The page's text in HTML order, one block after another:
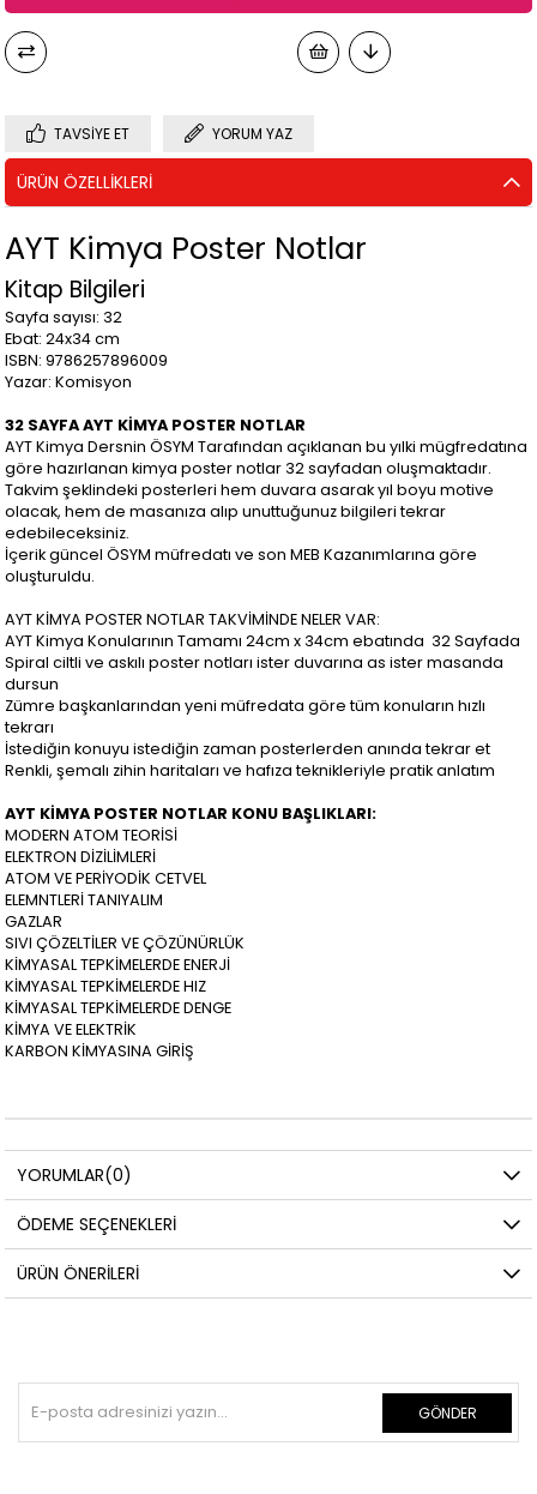
TAVSIYE ET YORUM YAZ
ÜRÜN ÖZELLIKLERI
AYT Kimya Poster Notlar
Kitap Bilgileri
Sayfa sayısı: 32
Ebat: 24x34 cm
ISBN: 9786257896009
Yazar: Komisyon
32 SAYFA AYT KİMYA POSTER NOTLAR
AYT Kimya Dersnin ÖSYM Tarafından açıklanan bu yılki mügfredatına
göre hazırlanan kimya poster notlar 32 sayfadan oluşmaktadır.
Takvim şeklindeki posterleri hem duvara asarak yıl boyu motive
olacak, hem de masanıza alıp unuttuğunuz bilgileri tekrar
edebileceksiniz.
İçerik güncel ÖSYM müfredatı ve son MEB Kazanımlarına göre
oluşturuldu.
AYT KİMYA POSTER NOTLAR TAKVİMİNDE NELER VAR:
AYT Kimya Konularının Tamamı 24cm x 34cm ebatında 32 Sayfada
Spiral ciltli ve askılı poster notları ister duvarına as ister masanda
dursun
Zümre başkanlarından yeni müfredata göre tüm konuların hızlı
tekrarı
İstediğin konuyu istediğin zaman posterlerden anında tekrar et
Renkli, şemalı zihin haritaları ve hafıza teknikleriyle pratik anlatım
AYT KİMYA POSTER NOTLAR KONU BAŞLIKLARI:
MODERN ATOM TEORİSİ
ELEKTRON DİZİLİMLERİ
ATOM VE PERİYODİK CETVEL
ELEMNTLERİ TANIYALIM
GAZLAR
SIVI ÇÖZELTİLER VE ÇÖZÜNÜRLÜK
KİMYASAL TEPKİMELERDE ENERJİ
KİMYASAL TEPKİMELERDE HIZ
KİMYASAL TEPKİMELERDE DENGE
KİMYA VE ELEKTRİK
KARBON KİMYASINA GİRİŞ
YORUMLAR(0)
ÖDEME SEÇENEKLERI
ÜRÜN ÖNERILERI
GÖNDER